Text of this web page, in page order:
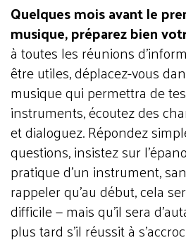
Quelques mois avant le
musique, préparez bien
à toutes les réunions
être utiles, déplacez-vous
musique qui permettra de
instruments, écoutez des
et dialoguez. Répondez
questions, insistez sur
pratique d’un instrument,
rappeler qu’au début, cela
difficile — mais qu’il sera
plus tard s’il réussit à